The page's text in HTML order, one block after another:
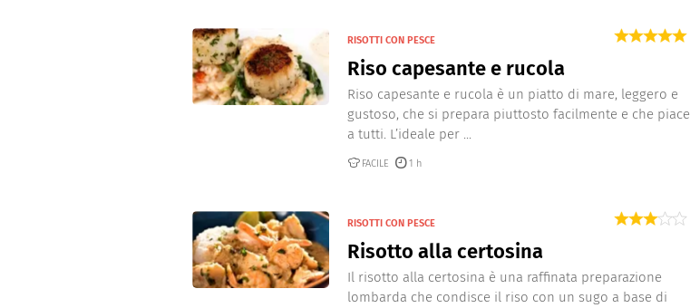
RISOTTI CON PESCE
Riso capesante e rucola
Riso capesante e rucola è un piatto di mare, leggero e
gustoso, che si prepara piuttosto facilmente e che piace
a tutti. L’ideale per ...
FACILE 1 h
RISOTTI CON PESCE
Risotto alla certosina
Il risotto alla certosina è una raffinata preparazione
lombarda che condisce il riso con un sugo a base di